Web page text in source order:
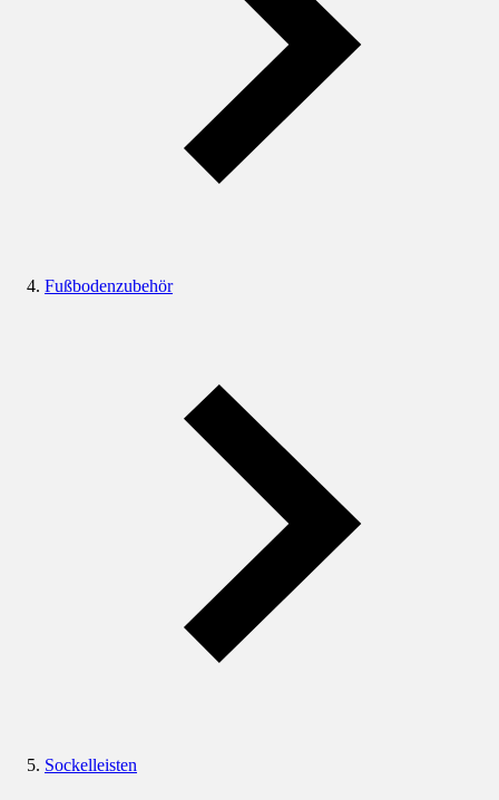
Fußbodenzubehör
Sockelleisten